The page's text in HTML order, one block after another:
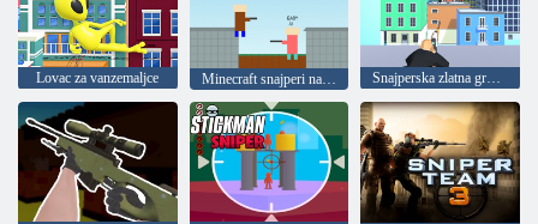
Lovac za vanzemaljce Minecraft snajperi na krovu Snajperska zlatna groznica 3d